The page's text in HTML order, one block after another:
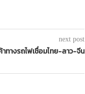
next post
ทางรถไฟเชื่อมไทย-ลาว-จีน